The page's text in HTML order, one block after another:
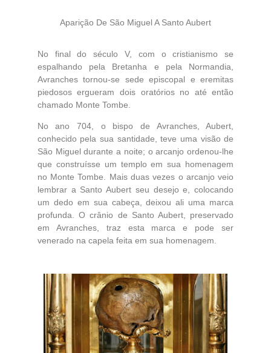
Aparição De São Miguel A Santo Aubert
No final do século V, com o cristianismo se
espalhando pela Bretanha e pela Normandia,
Avranches tornou-se sede episcopal e eremitas
piedosos ergueram dois oratórios no até então
chamado Monte Tombe.
No ano 704, o bispo de Avranches, Aubert,
conhecido pela sua santidade, teve uma visão de
São Miguel durante a noite; o arcanjo ordenou-lhe
que construísse um templo em sua homenagem
no Monte Tombe. Mais duas vezes o arcanjo veio
lembrar a Santo Aubert seu desejo e, colocando
um dedo em sua cabeça, deixou ali uma marca
profunda. O crânio de Santo Aubert, preservado
em Avranches, traz esta marca e pode ser
venerado na capela feita em sua homenagem.